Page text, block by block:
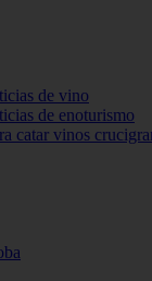
de vino
de enoturismo
catar vinos